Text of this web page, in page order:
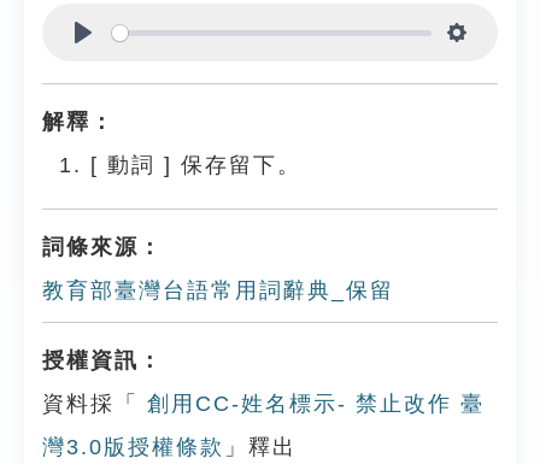
解釋：
[ 動詞 ] 保存留下。
詞條來源：
教育部臺灣台語常用詞辭典_保留
授權資訊：
資料採「
創用CC-姓名標示- 禁止改作 臺
灣3.0版授權條款 」釋出